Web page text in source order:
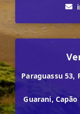
Paraguassu 53,
Guarani,